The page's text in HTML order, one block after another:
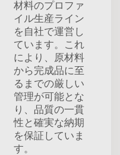
材料のプロファ
イル生産ライン
を自社で運営し
ています。これ
により、原材料
から完成品に至
るまでの厳しい
管理が可能とな
り、品質の一貫
性と確実な納期
を保証していま
す。